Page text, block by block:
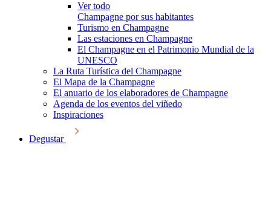
Ver todo
Champagne por sus habitantes
Turismo en Champagne
Las estaciones en Champagne
El Champagne en el Patrimonio Mundial de la
UNESCO
La Ruta Turística del Champagne
El Mapa de la Champagne
El anuario de los elaboradores de Champagne
Agenda de los eventos del viñedo
Inspiraciones
Degustar